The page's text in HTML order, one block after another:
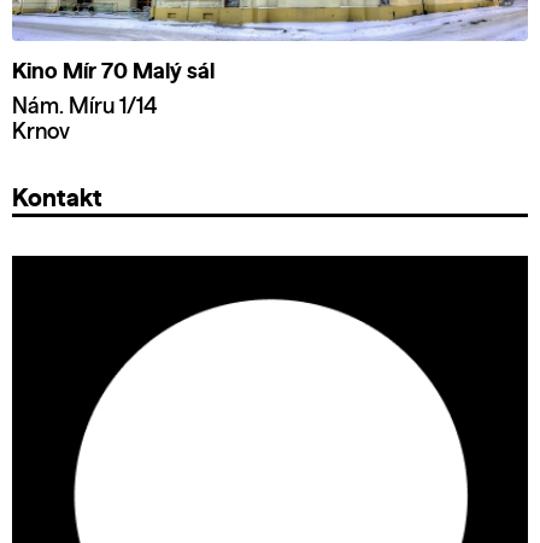
Kino Mír 70 Malý sál
Nám. Míru 1/14
Krnov
Kontakt